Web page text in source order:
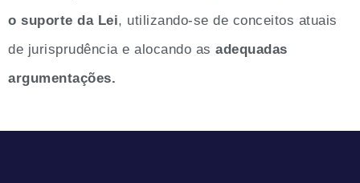
o suporte da Lei, utilizando-se de conceitos atuais
de jurisprudência e alocando as adequadas
argumentações.